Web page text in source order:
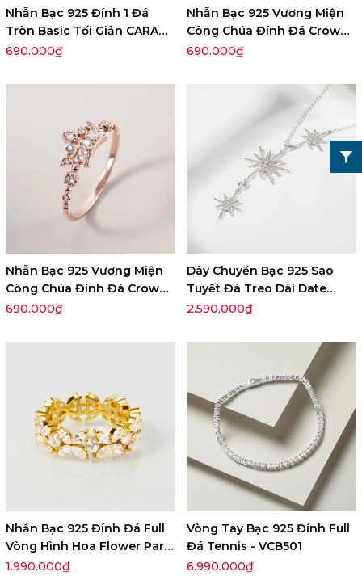
Nhẫn Bạc 925 Đính 1 Đá
Tròn Basic Tối Giản CARA
LUNA - VCR22
690.000₫
Nhẫn Bạc 925 Vương Miện
Công Chúa Đính Đá Crown
Princess - VGR06
690.000₫
Nhẫn Bạc 925 Vương Miện
Công Chúa Đính Đá Crown
Princess - VGR04
690.000₫
Dây Chuyền Bạc 925 Sao
Tuyết Đá Treo Dài Date
Night Aphrodite - VUN06
2.590.000₫
Nhẫn Bạc 925 Đính Đá Full
Vòng Hình Hoa Flower Party
Queen - VUR11
1.990.000₫
Vòng Tay Bạc 925 Đính Full
Đá Tennis - VCB501
6.990.000₫